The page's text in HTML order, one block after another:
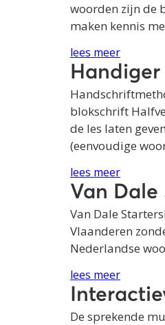
woorden zijn de
maken kennis
lees meer
blokschrift
de les laten
(eenvoudige
lees meer
Van Dale
Van Dale
Vlaanderen
Nederlandse
lees meer
De sprekende